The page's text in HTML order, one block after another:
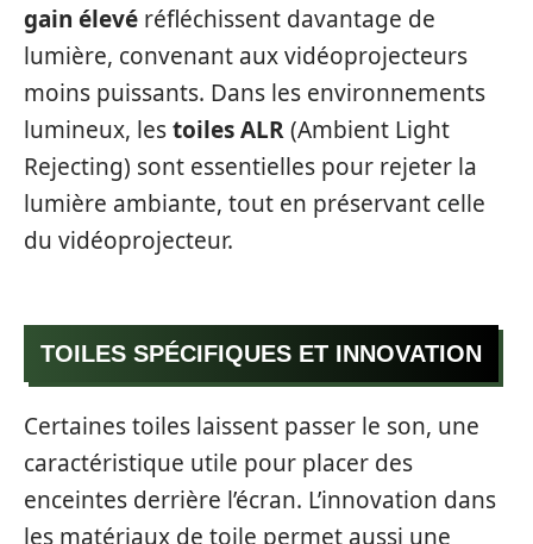
gain élevé réfléchissent davantage de
lumière, convenant aux vidéoprojecteurs
moins puissants. Dans les environnements
lumineux, lestoiles ALR(Ambient Light
Rejecting) sont essentielles pour rejeter la
lumière ambiante, tout en préservant celle
du vidéoprojecteur.
TOILES SPÉCIFIQUES ET INNOVATION
Certaines toiles laissent passer le son, une
caractéristique utile pour placer des
enceintes derrière l’écran. L’innovation dans
les matériaux de toile permet aussi une